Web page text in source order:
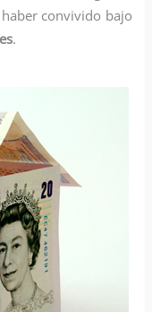
convivido bajo
.